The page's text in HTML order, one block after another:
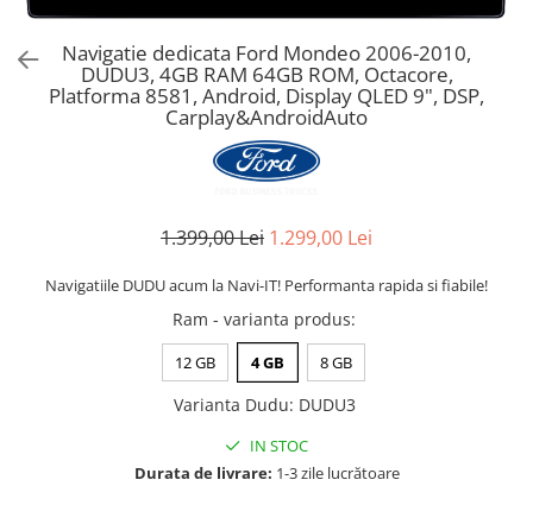
Navigatie dedicata Ford Mondeo 2006-2010,
DUDU3, 4GB RAM 64GB ROM, Octacore,
Platforma 8581, Android, Display QLED 9", DSP,
Carplay&AndroidAuto
1.399,00 Lei 1.299,00 Lei
Navigatiile DUDU acum la Navi-IT! Performanta rapida si fiabile!
Ram - varianta produs:
12 GB 4 GB 8 GB
Varianta Dudu: DUDU3
IN STOC
Durata de livrare: 1-3 zile lucrătoare